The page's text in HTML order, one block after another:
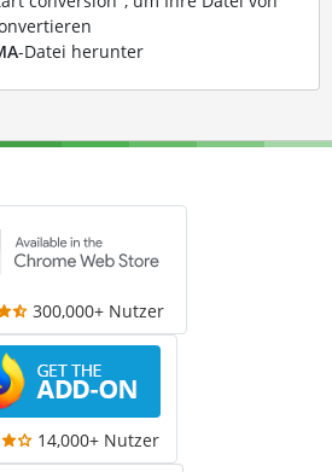
-Datei herunter
300,000+ Nutzer
14,000+ Nutzer